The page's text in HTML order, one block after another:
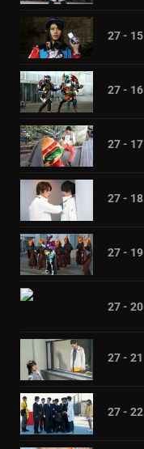
27 - 15
27 - 16
27 - 17
27 - 18
27 - 19
27 - 20
27 - 21
27 - 22